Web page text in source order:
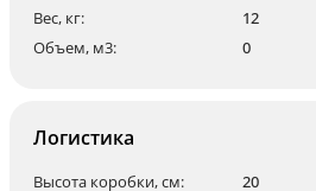
Вес, кг:
12
Объем, м3:
0
Логистика
Высота коробки, см:
20